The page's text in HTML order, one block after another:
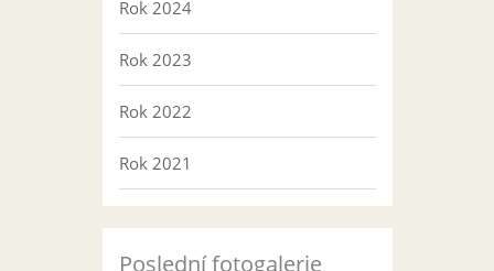
Rok 2024
Rok 2023
Rok 2022
Rok 2021
Poslední fotogalerie